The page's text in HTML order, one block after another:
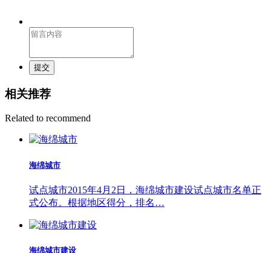
提交
相关推荐
Related to recommend
海绵城市
试点城市2015年4月2日，海绵城市建设试点城市名单正
式公布。根据地区得分，排名…
海绵城市建设